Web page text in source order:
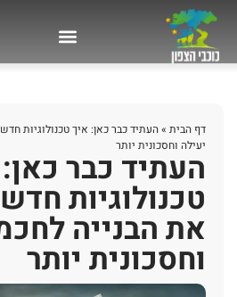
דף הבית »העתיד כבר כאן: איך טכנולוגיות
יעילה וחסכונית יותר
העתיד כבר
טכנולוגיות
את הבנייה
וחסכונית יותר